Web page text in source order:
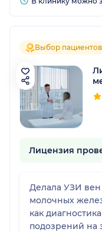
Выбор
Лицензия
Делала УЗИ
молочных
как
подозрений на